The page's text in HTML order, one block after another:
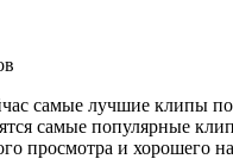
самые лучшие клипы
самые популярные
просмотра и хорошего